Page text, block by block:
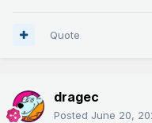
Quote
dragec
Posted June 20,